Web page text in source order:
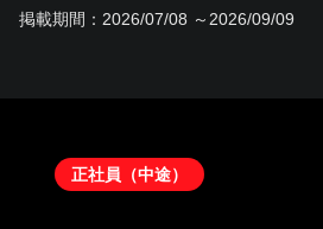
掲載期間： 2026/07/08 ～2026/09/09
正社員（中途）